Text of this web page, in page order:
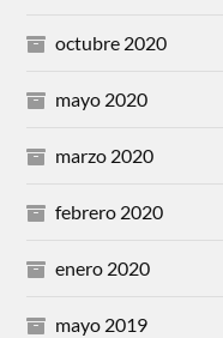
octubre 2020
mayo 2020
marzo 2020
febrero 2020
enero 2020
mayo 2019